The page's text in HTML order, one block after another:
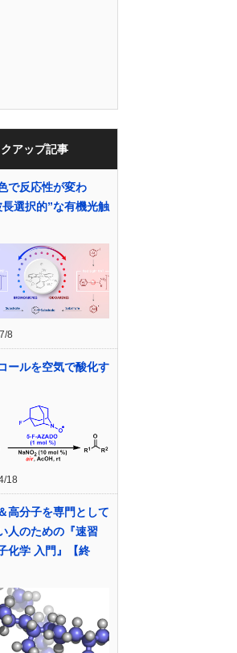
アップ記事
で反応性が変わ
長選択的”な有機光触
8
ールを空気で酸化す
18
高分子を専門として
人のための『速習
化学 入門』【終